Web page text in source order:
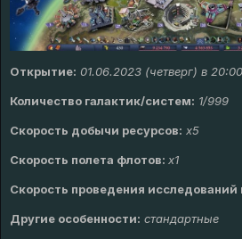
Открытие: 01.06.2023 (четверг) в
Количество галактик/систем: 1/999
Скорость добычи ресурсов: х5
Скорость полета флотов: х1
Скорость проведения исследований
Другие особенности: стандартные